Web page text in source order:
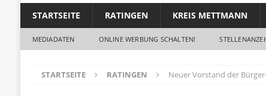
STARTSEITE RATINGEN KREIS METTMANN
MEDIADATEN ONLINE WERBUNG SCHALTEN!
STARTSEITE RATINGEN Neuer Vorstand der